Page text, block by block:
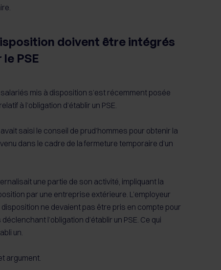
doivent être intégrés
PSE
mis à disposition s’est récemment posée
à l’obligation d’établir un PSE.
saisi le conseil de prud’hommes pour obtenir la
dans le cadre de la fermeture temporaire d’un
une partie de son activité, impliquant la
par une entreprise extérieure. L’employeur
ne devaient pas être pris en compte pour
l’obligation d’établir un PSE. Ce qui
un.
argument.